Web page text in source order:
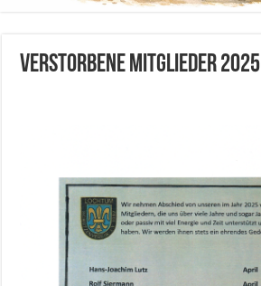
Verstorbene Mitglieder 2025